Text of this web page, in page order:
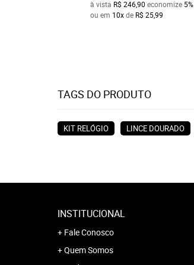
à vista R$ 246,90 economize 5%
ou em 10xde R$ 25,99
TAGS DO PRODUTO
KIT RELÓGIO LINCE DOURADO
INSTITUCIONAL
Fale Conosco
Quem Somos